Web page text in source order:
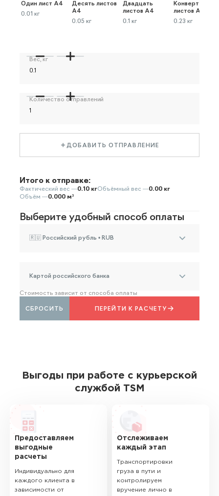
Один лист А4
0.01 кг
Десять листов
А4
0.05 кг
Двадцать
листов А4
0.1 кг
Конверт до 40
листов А4
0.23 кг
Вес, кг
Количество отправлений
ДОБАВИТЬ ОТПРАВЛЕНИЕ
Итого к отправке:
Фактический вес —0.10 кгОбъёмный вес —0.00 кг
Объём —0.000 м³
Выберите удобный способ оплаты
🇷🇺 Российский рубль • RUB
Картой российского банка
Стоимость зависит от способа оплаты
ПЕРЕЙТИ К РАСЧЕТУ
СБРОСИТЬ
Выгоды при работе с курьерской
службой TSM
Предоставляем
выгодные
расчеты
Индивидуально для
каждого клиента в
зависимости от
Отслеживаем
каждый этап
Транспортировки
груза в пути и
контролируем
вручение лично в